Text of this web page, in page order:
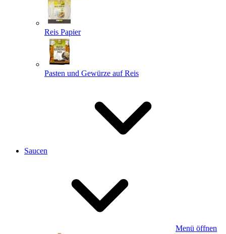
Reis Papier
Pasten und Gewürze auf Reis
Saucen
Menü öffnen